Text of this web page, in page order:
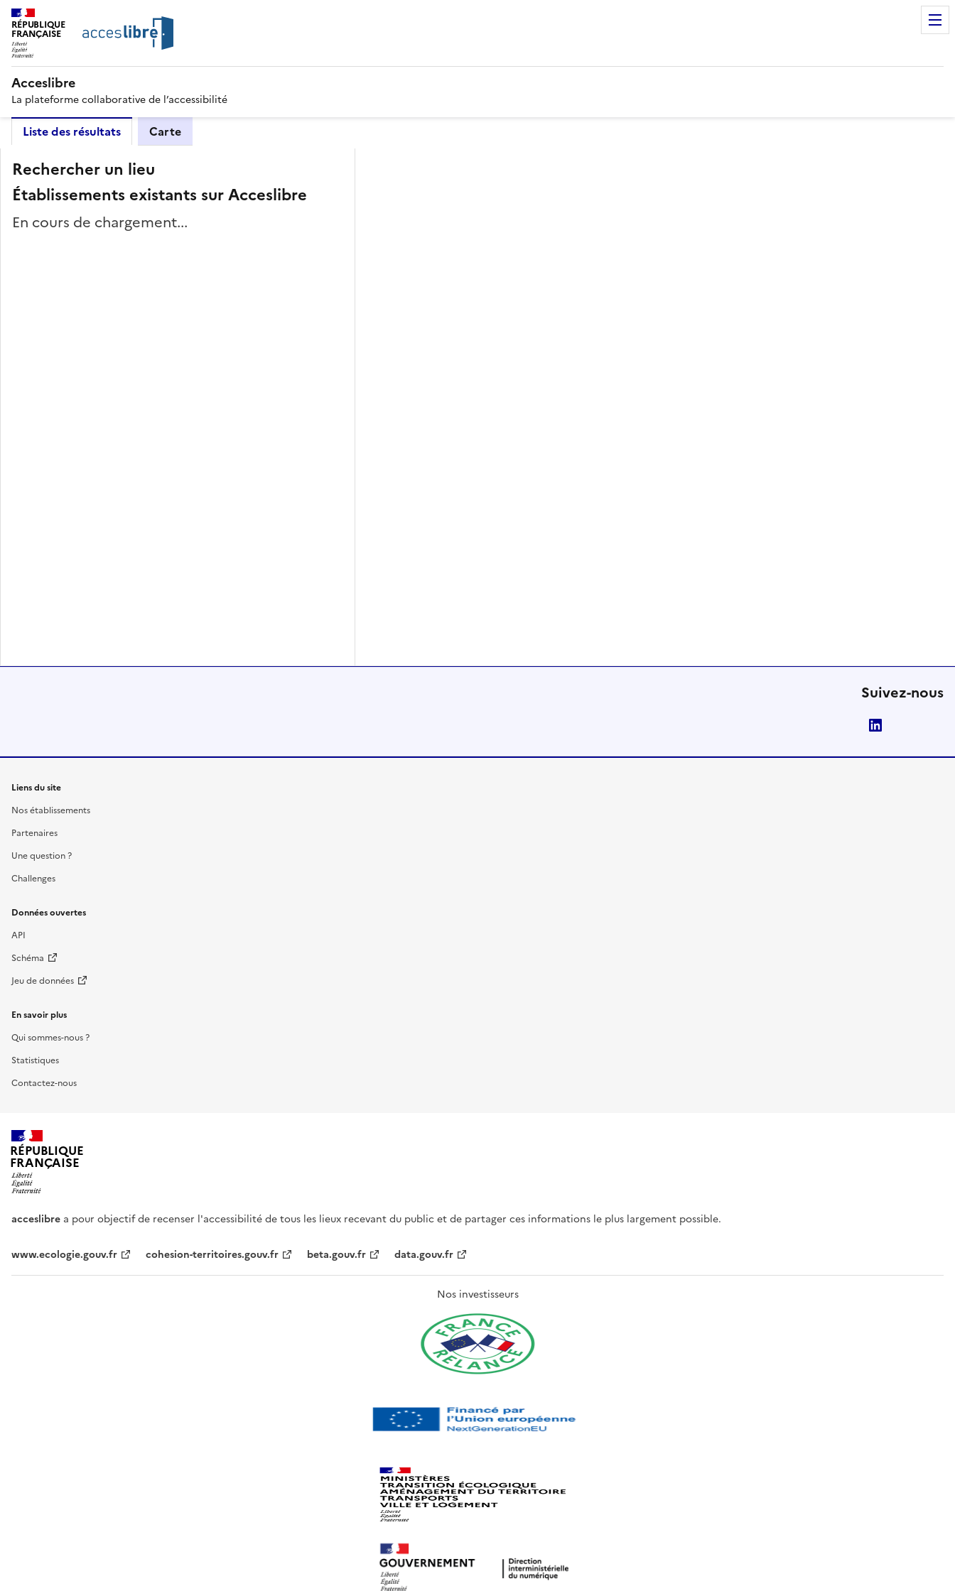
RÉPUBLIQUE
FRANÇAISE
Acceslibre
La plateforme collaborative de l’accessibilité
Liste des résultats Carte
Rechercher un lieu
Établissements existants sur Acceslibre
En cours de chargement...
Suivez-nous
Liens du site
Nos établissements
Partenaires
Une question ?
Challenges
Données ouvertes
API
Schéma
Jeu de données
En savoir plus
Qui sommes-nous ?
Statistiques
Contactez-nous
RÉPUBLIQUE
FRANÇAISE
acceslibre a pour objectif de recenser l'accessibilité de tous les lieux recevant du public et de partager ces informations le plus largement possible.
www.ecologie.gouv.fr cohesion-territoires.gouv.fr beta.gouv.fr data.gouv.fr
Nos investisseurs